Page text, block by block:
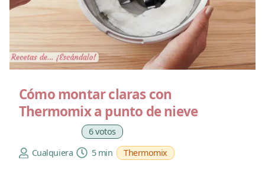
Cómo montar claras con
Thermomix a punto de nieve
6 votos
Cualquiera
5 min Thermomix